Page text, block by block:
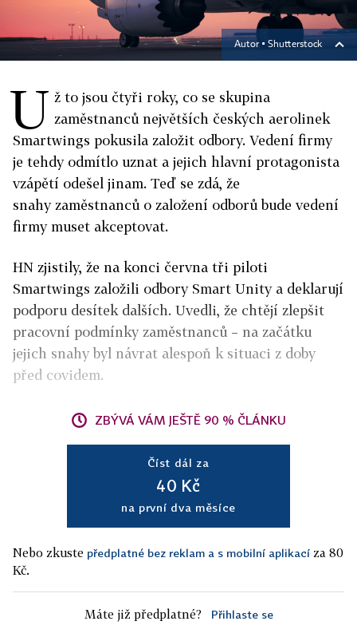
Autor ▪ Shutterstock
U ž to jsou čtyři roky, co se skupina
zaměstnanců největších českých aerolinek
Smartwings pokusila založit odbory. Vedení firmy
je tehdy odmítlo uznat a jejich hlavní protagonista
vzápětí odešel jinam. Teď se zdá, že
snahy zaměstnanců o založení odborů bude vedení
firmy muset akceptovat.
HN zjistily, že na konci června tři piloti
Smartwings založili odbory Smart Unity a deklarují
podporu desítek dalších. Uvedli, že chtějí zlepšit
pracovní podmínky zaměstnanců – na začátku
jejich snahy byl návrat alespoň k situaci z doby
před covidem.
ZBÝVÁ VÁM JEŠTĚ 90 % ČLÁNKU
Číst dál za
40 Kč
na první dva měsíce
Nebo zkuste předplatné bez reklam a s mobilní aplikací za 80
Kč.
Máte již předplatné? Přihlaste se